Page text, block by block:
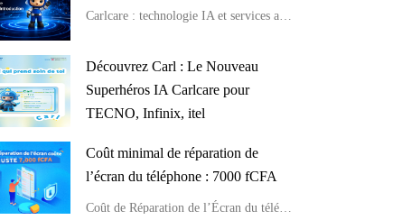
Carlcare : technologie IA et services après-vente professionnels avec bienveillance.
Découvrez Carl : Le Nouveau
Superhéros IA Carlcare pour
TECNO, Infinix, itel
Coût minimal de réparation de
l’écran du téléphone : 7000 fCFA
Coût de Réparation de l’Écran du téléphone